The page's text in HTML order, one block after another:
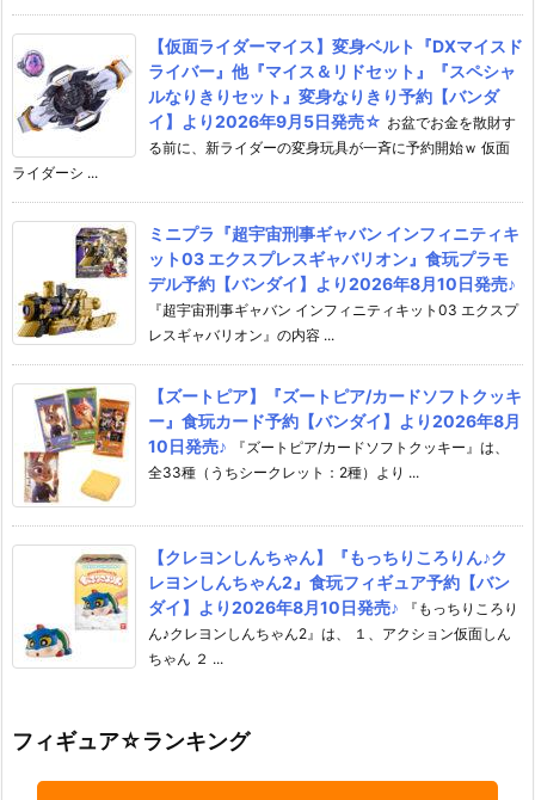
【仮面ライダーマイス】変身ベルト『DXマイスド
ライバー』他『マイス＆リドセット』『スペシャ
ルなりきりセット』変身なりきり予約【バンダ
イ】より2026年9月5日発売☆ お盆でお金を散財す
る前に、新ライダーの変身玩具が一斉に予約開始ｗ 仮面
ライダーシ ...
ミニプラ『超宇宙刑事ギャバン インフィニティキ
ット03 エクスプレスギャバリオン』食玩プラモ
デル予約【バンダイ】より2026年8月10日発売♪
『超宇宙刑事ギャバン インフィニティキット03 エクスプ
レスギャバリオン』の内容 ...
【ズートピア】『ズートピア/カードソフトクッキ
ー』食玩カード予約【バンダイ】より2026年8月
10日発売♪
『ズートピア/カードソフトクッキー』は、
全33種（うちシークレット：2種）より ...
【クレヨンしんちゃん】『もっちりころりん♪ク
レヨンしんちゃん2』食玩フィギュア予約【バン
ダイ】より2026年8月10日発売♪
『もっちりころり
ん♪クレヨンしんちゃん2』は、 １、アクション仮面しん
ちゃん ２ ...
フィギュア☆ランキング